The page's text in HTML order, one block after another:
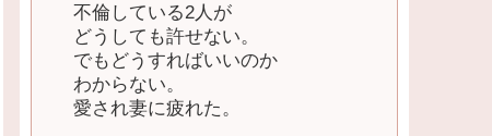
不倫している2人が
どうしても許せない。
でもどうすればいいのか
わからない。
愛され妻に疲れた。